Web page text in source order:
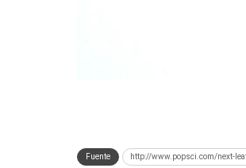
Fuente http://www.popsci.com/next-